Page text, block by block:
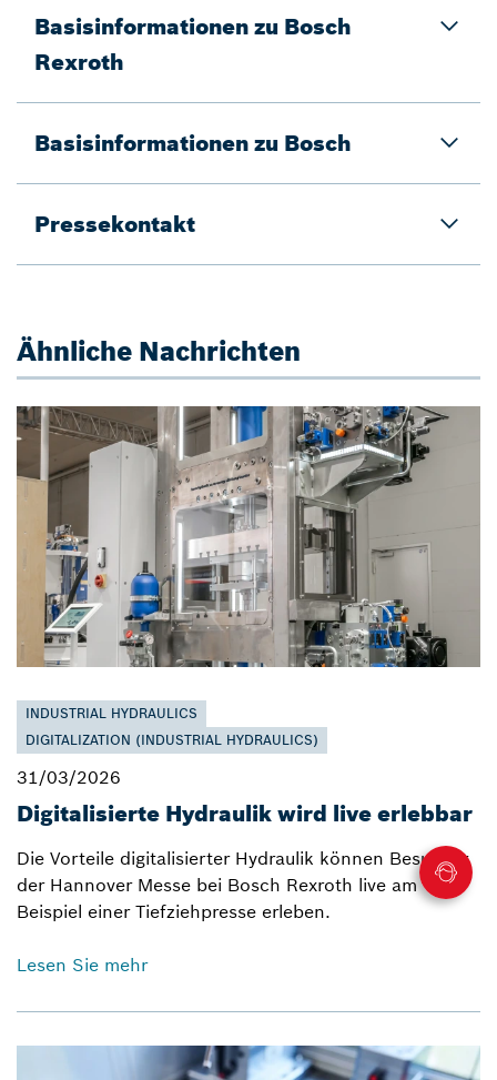
Basisinformationen zu Bosch
Rexroth
Basisinformationen zu Bosch
Pressekontakt
Ähnliche Nachrichten
INDUSTRIAL HYDRAULICS
DIGITALIZATION (INDUSTRIAL HYDRAULICS)
31/03/2026
Digitalisierte Hydraulik wird live erlebbar
Die Vorteile digitalisierter Hydraulik können Besucher
der Hannover Messe bei Bosch Rexroth live am
Beispiel einer Tiefziehpresse erleben.
Lesen Sie mehr